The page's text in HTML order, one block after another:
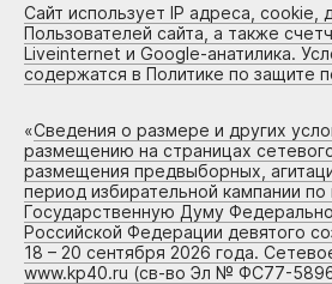
Сайт использует IP адреса, cookie,
Пользователей сайта, а также
Liveinternet и Google-анатилика.
содержатся в Политике по защите
«Сведения о размере и других
размещению на страницах
размещения предвыборных,
период избирательной кампании
Государственную Думу
Российской Федерации девятого
18 – 20 сентября 2026 года.
www.kp40.ru (св-во Эл № ФС77-